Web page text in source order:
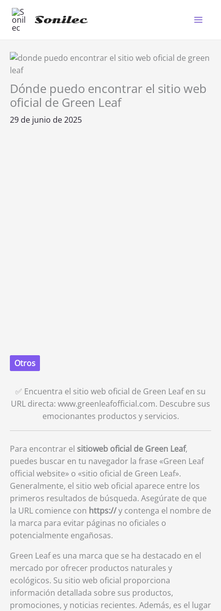
contenido
Sonilec
Dónde puedo encontrar el sitio web
oficial de Green Leaf
29 de junio de 2025
Otros
✅ Encuentra el sitio web oficial de Green Leaf en su
URL directa: www.greenleafofficial.com. Descubre sus
emocionantes productos y servicios.
Para encontrar el sitioweb oficial de Green Leaf,
puedes buscar en tu navegador la frase «Green Leaf
official website» o «sitio oficial de Green Leaf».
Generalmente, el sitio web oficial aparece entre los
primeros resultados de búsqueda. Asegúrate de que
la URL comience con https://y contenga el nombre de
la marca para evitar páginas no oficiales o
potencialmente engañosas.
Green Leaf es una marca que se ha destacado en el
mercado por ofrecer productos naturales y
ecológicos. Su sitio web oficial proporciona
información detallada sobre sus productos,
promociones, y noticias recientes. Además, es el lugar